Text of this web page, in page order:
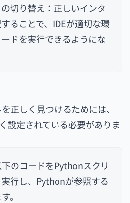
切り替え：正しいインタ
ることで、IDEが適切な環
ドを実行できるようにな
正しく見つけるためには、
設定されている必要がありま
のコードをPythonスクリ
行し、Pythonが参照する
。